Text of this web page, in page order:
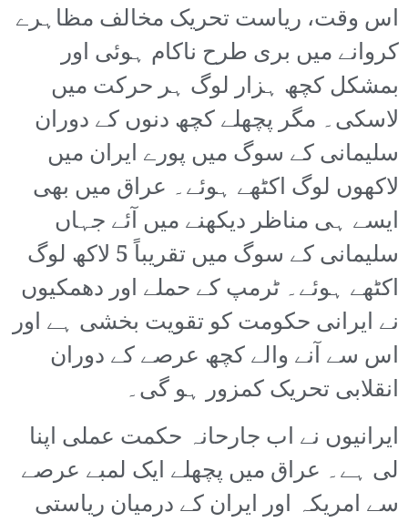
اس وقت، ریاست تحریک مخالف مظاہرے
کروانے میں بری طرح ناکام ہوئی اور
بمشکل کچھ ہزار لوگ ہر حرکت میں
لاسکی۔ مگر پچھلے کچھ دنوں کے دوران
سلیمانی کے سوگ میں پورے ایران میں
لاکھوں لوگ اکٹھے ہوئے۔ عراق میں بھی
ایسے ہی مناظر دیکھنے میں آئے جہاں
سلیمانی کے سوگ میں تقریباً 5 لاکھ لوگ
اکٹھے ہوئے۔ ٹرمپ کے حملے اور دھمکیوں
نے ایرانی حکومت کو تقویت بخشی ہے اور
اس سے آنے والے کچھ عرصے کے دوران
انقلابی تحریک کمزور ہو گی۔
ایرانیوں نے اب جارحانہ حکمت عملی اپنا
لی ہے۔ عراق میں پچھلے ایک لمبے عرصے
سے امریکہ اور ایران کے درمیان ریاستی